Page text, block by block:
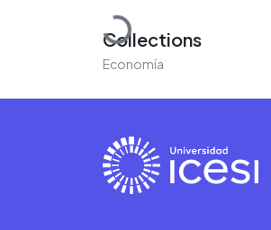
Loading...
Collections
Economía